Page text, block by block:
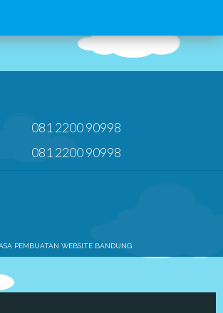
081 2200 90998
081 2200 90998
PEMBUATAN WEBSITE BANDUNG